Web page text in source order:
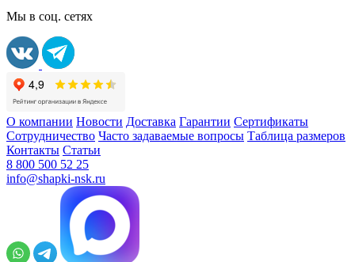
Мы в соц. сетях
О компании Новости Доставка Гарантии Сертификаты
Сотрудничество Часто задаваемые вопросы Таблица размеров
Контакты Статьи
8 800 500 52 25
info@shapki-nsk.ru